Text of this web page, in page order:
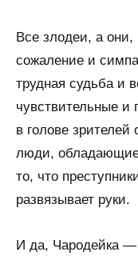
Все злодеи, а
сожаление и
трудная судьба и
чувствительные и
в голове зрителей
люди,
то, что
развязывает руки.
И да, Чародейка —